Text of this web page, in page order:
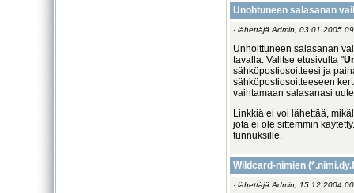
Unohtuneen salasanan
· lähettäjä Admin, 03.01.2005
Unhoittuneen salasanan
tavalla. Valitse etusivulta "
sähköpostiosoitteesi ja
sähköpostiosoitteeseen
vaihtamaan salasanasi
Linkkiä ei voi lähettää,
jota ei ole sittemmin
tunnuksille.
Wildcard-nimien (
· lähettäjä Admin, 15.12.2004